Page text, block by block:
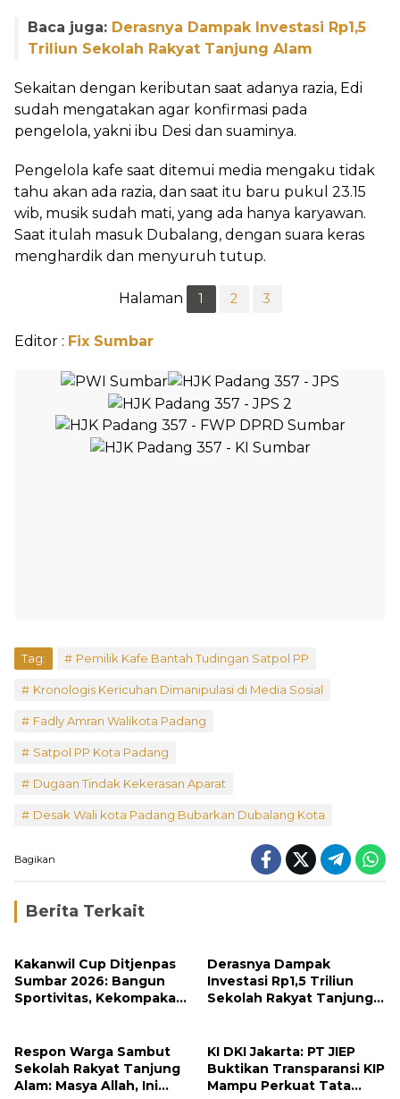
Baca juga: Derasnya Dampak Investasi Rp1,5
Triliun Sekolah Rakyat Tanjung Alam
Sekaitan dengan keributan saat adanya razia, Edi
sudah mengatakan agar konfirmasi pada
pengelola, yakni ibu Desi dan suaminya.
Pengelola kafe saat ditemui media mengaku tidak
tahu akan ada razia, dan saat itu baru pukul 23.15
wib, musik sudah mati, yang ada hanya karyawan.
Saat itulah masuk Dubalang, dengan suara keras
menghardik dan menyuruh tutup.
Halaman 1 2 3
Editor : Fix Sumbar
Tag: Pemilik Kafe Bantah Tudingan Satpol PP
Kronologis Kericuhan Dimanipulasi di Media Sosial
Fadly Amran Walikota Padang
Satpol PP Kota Padang
Dugaan Tindak Kekerasan Aparat
Desak Wali kota Padang Bubarkan Dubalang Kota
Bagikan
Berita Terkait
Kakanwil Cup Ditjenpas
Sumbar 2026: Bangun
Sportivitas, Kekompakan
Derasnya Dampak
Investasi Rp1,5 Triliun
Sekolah Rakyat Tanjung
Respon Warga Sambut
Sekolah Rakyat Tanjung
Alam: Masya Allah, Ini
KI DKI Jakarta: PT JIEP
Buktikan Transparansi KIP
Mampu Perkuat Tata